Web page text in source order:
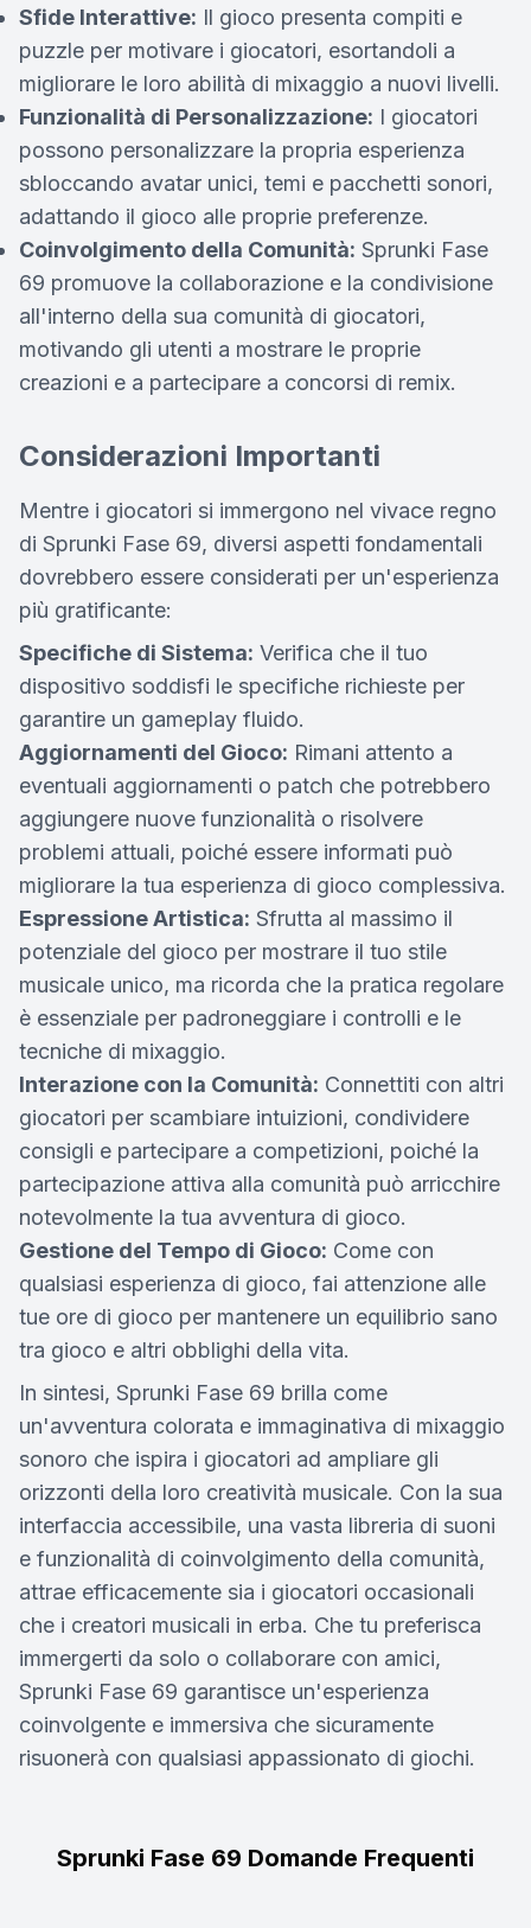
Sfide Interattive: Il gioco presenta compiti e
puzzle per motivare i giocatori, esortandoli a
migliorare le loro abilità di mixaggio a nuovi livelli.
Funzionalità di Personalizzazione: I giocatori
possono personalizzare la propria esperienza
sbloccando avatar unici, temi e pacchetti sonori,
adattando il gioco alle proprie preferenze.
Coinvolgimento della Comunità: Sprunki Fase
69 promuove la collaborazione e la condivisione
all'interno della sua comunità di giocatori,
motivando gli utenti a mostrare le proprie
creazioni e a partecipare a concorsi di remix.
Considerazioni Importanti
Mentre i giocatori si immergono nel vivace regno
di Sprunki Fase 69, diversi aspetti fondamentali
dovrebbero essere considerati per un'esperienza
più gratificante:
Specifiche di Sistema: Verifica che il tuo
dispositivo soddisfi le specifiche richieste per
garantire un gameplay fluido.
Aggiornamenti del Gioco: Rimani attento a
eventuali aggiornamenti o patch che potrebbero
aggiungere nuove funzionalità o risolvere
problemi attuali, poiché essere informati può
migliorare la tua esperienza di gioco complessiva.
Espressione Artistica: Sfrutta al massimo il
potenziale del gioco per mostrare il tuo stile
musicale unico, ma ricorda che la pratica regolare
è essenziale per padroneggiare i controlli e le
tecniche di mixaggio.
Interazione con la Comunità: Connettiti con altri
giocatori per scambiare intuizioni, condividere
consigli e partecipare a competizioni, poiché la
partecipazione attiva alla comunità può arricchire
notevolmente la tua avventura di gioco.
Gestione del Tempo di Gioco: Come con
qualsiasi esperienza di gioco, fai attenzione alle
tue ore di gioco per mantenere un equilibrio sano
tra gioco e altri obblighi della vita.
In sintesi, Sprunki Fase 69 brilla come
un'avventura colorata e immaginativa di mixaggio
sonoro che ispira i giocatori ad ampliare gli
orizzonti della loro creatività musicale. Con la sua
interfaccia accessibile, una vasta libreria di suoni
e funzionalità di coinvolgimento della comunità,
attrae efficacemente sia i giocatori occasionali
che i creatori musicali in erba. Che tu preferisca
immergerti da solo o collaborare con amici,
Sprunki Fase 69 garantisce un'esperienza
coinvolgente e immersiva che sicuramente
risuonerà con qualsiasi appassionato di giochi.
Sprunki Fase 69 Domande Frequenti